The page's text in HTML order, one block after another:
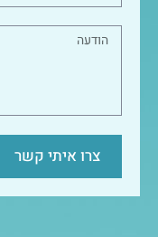
צרו איתי קשר